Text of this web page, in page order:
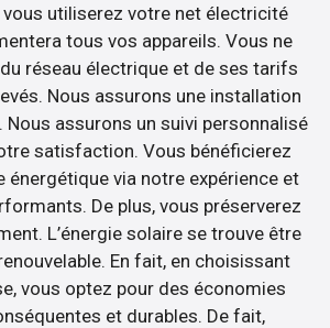
utiliserez votre net électricité
tous vos appareils. Vous ne
réseau électrique et de ses tarifs
Nous assurons une installation
assurons un suivi personnalisé
satisfaction. Vous bénéficierez
énergétique via notre expérience et
De plus, vous préserverez
L’énergie solaire se trouve être
En fait, en choisissant
vous optez pour des économies
et durables. De fait,